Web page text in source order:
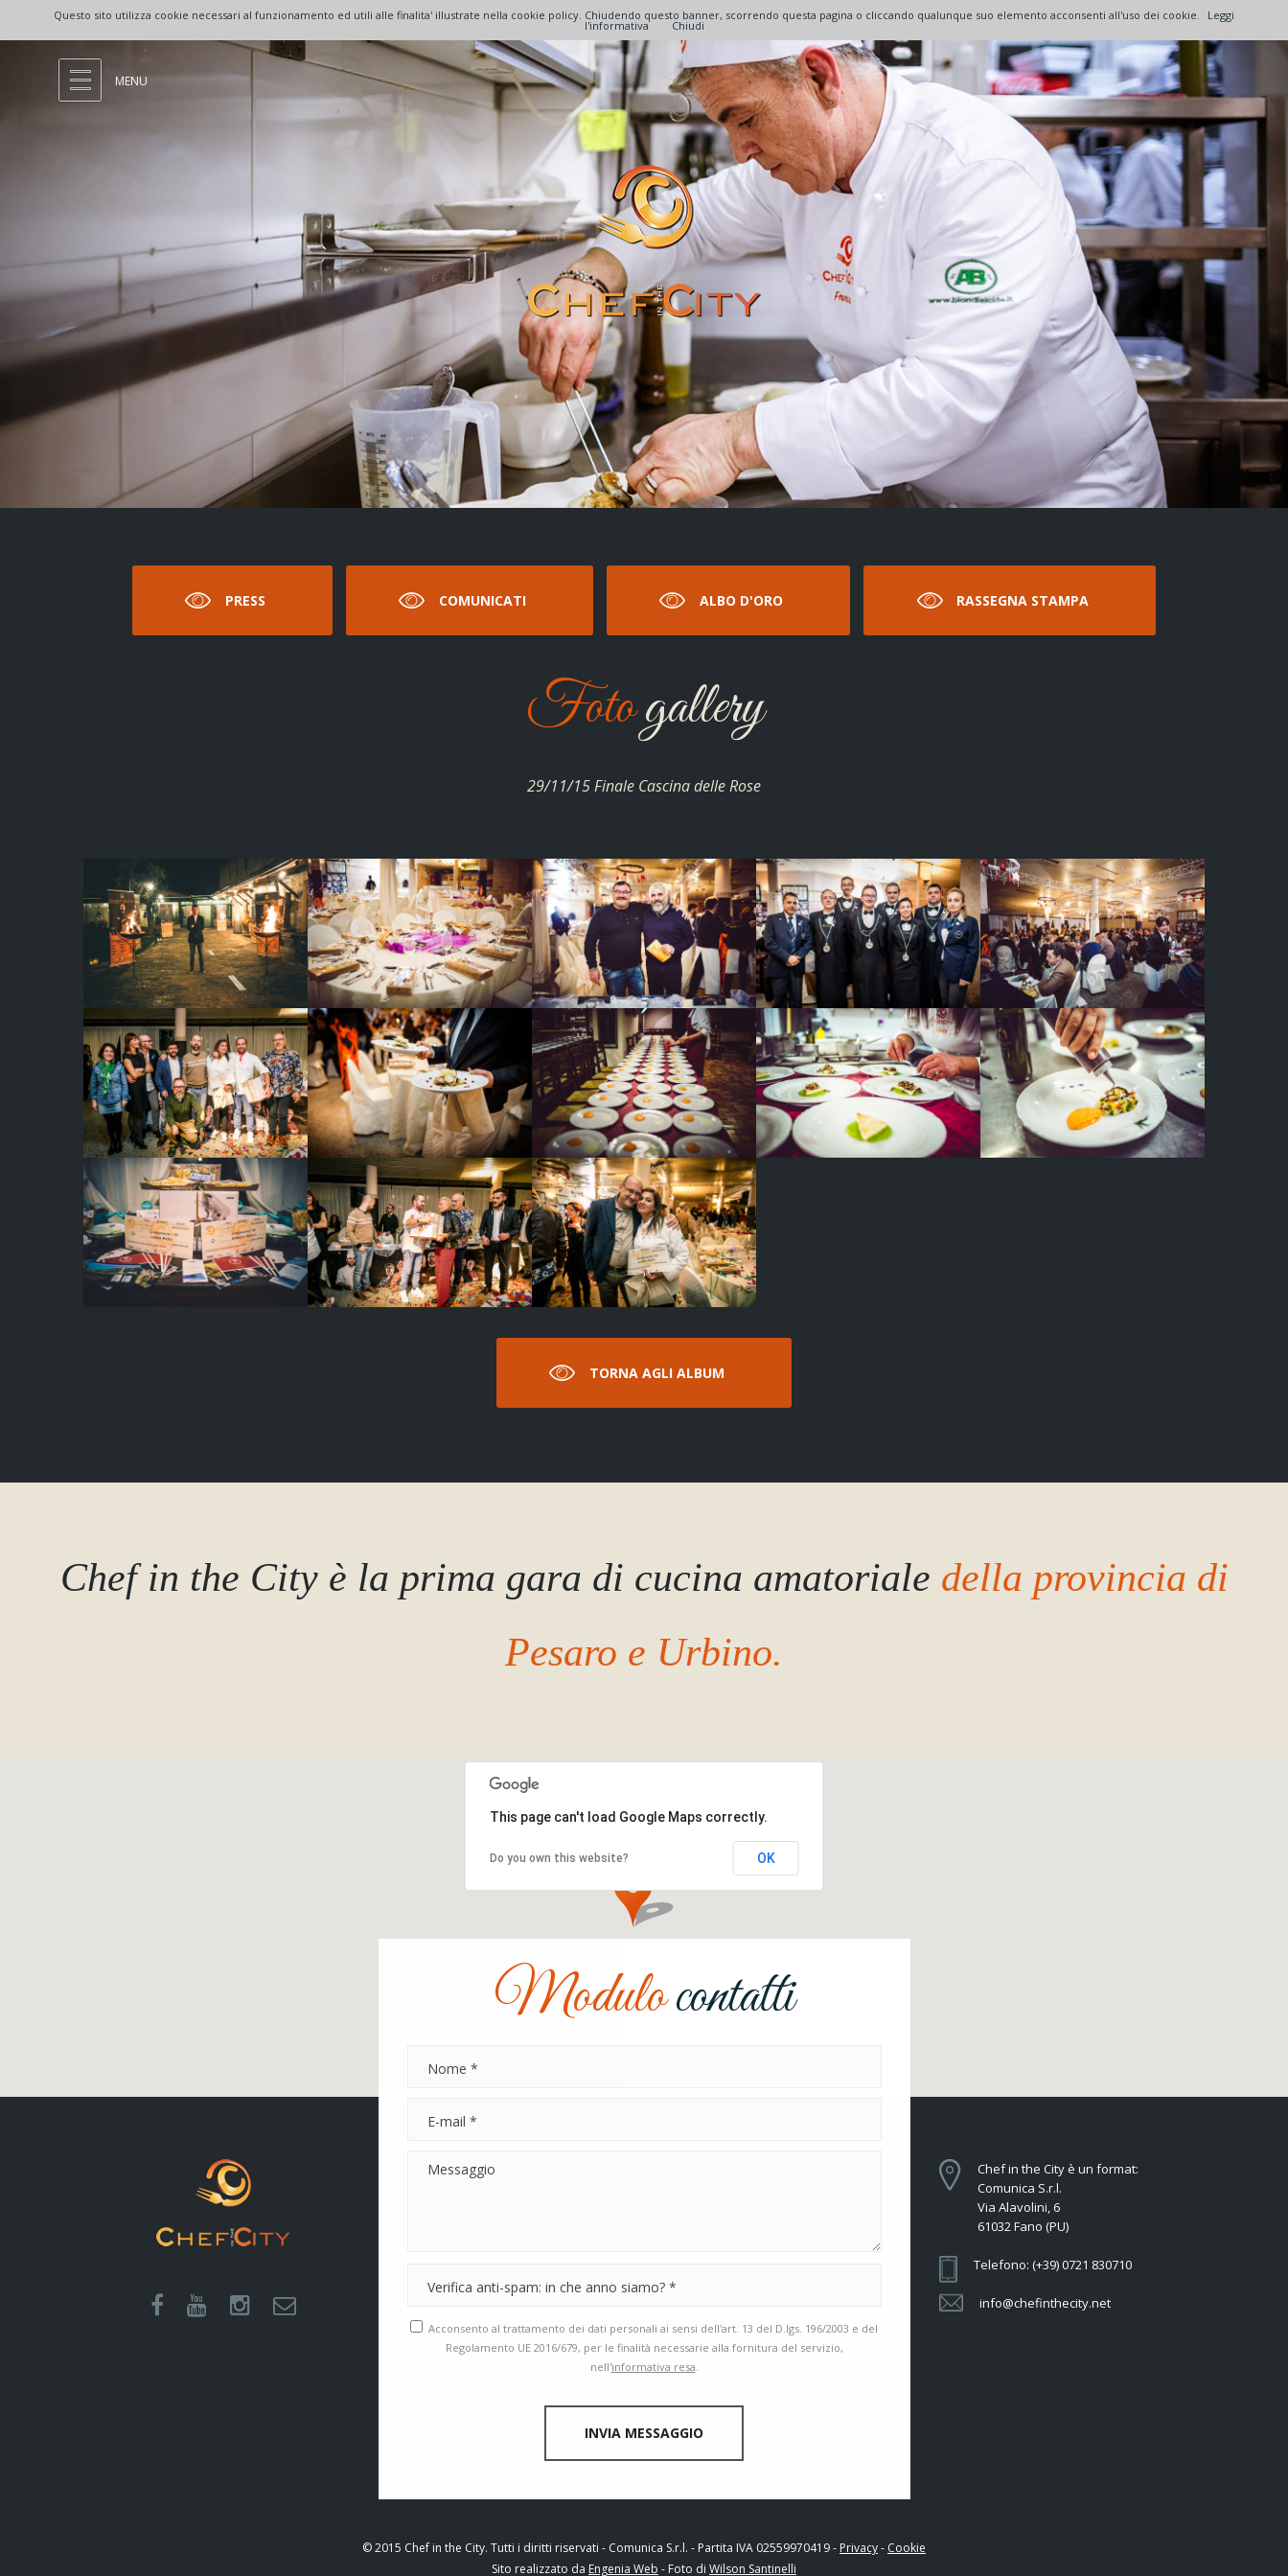
MENU
PRESS COMUNICATI ALBO D'ORO RASSEGNA STAMPA
Fotogallery
29/11/15 Finale Cascina delle Rose
TORNA AGLI ALBUM
Chef in the City è la prima gara di cucina amatoriale della provincia di
Pesaro e Urbino.
This page can't load Google Maps correctly.
Do you own this website? OK
Modulocontatti
Acconsento al trattamento dei dati personali ai sensi dell'art. 13 del D.lgs. 196/2003 e del
Regolamento UE 2016/679, per le finalità necessarie alla fornitura del servizio,
nell'informativa resa.
INVIA MESSAGGIO
Chef in the City è un format:
Comunica S.r.l.
Via Alavolini, 6
61032 Fano (PU)
Telefono: (+39) 0721 830710
info@chefinthecity.net
© 2015 Chef in the City. Tutti i diritti riservati - Comunica S.r.l. - Partita IVA 02559970419 - Privacy- Cookie
Sito realizzato da Engenia Web - Foto di Wilson Santinelli
Questo sito utilizza cookie necessari al funzionamento ed utili alle finalita' illustrate nella cookie policy. Chiudendo questo banner, scorrendo questa pagina o cliccando qualunque suo elemento acconsenti all'uso dei cookie. Leggi
l'informativa Chiudi